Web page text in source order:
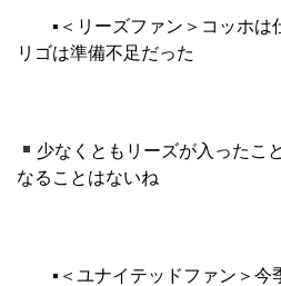
▪︎ ＜リーズファン＞コッホは
リゴは準備不足だった
少なくともリーズが入ったこ
なることはないね
▪︎ ＜ユナイテッドファン＞今